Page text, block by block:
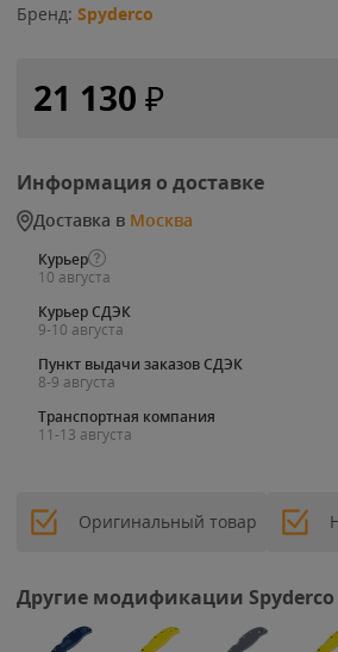
Бренд: Spyderco
21 130 ₽
Информация о доставке
Доставка в Москва
Курьер
10 августа
Курьер СДЭК
9-10 августа
Пункт выдачи заказов СДЭК
8-9 августа
Транспортная компания
11-13 августа
Оригинальный товар
Другие модификации Spyderco